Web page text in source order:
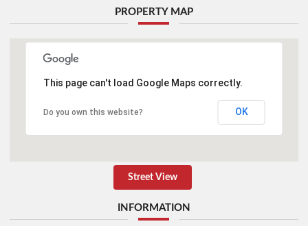
PROPERTY MAP
This page can't load Google Maps correctly.
Do you own this website? OK
Street View
INFORMATION